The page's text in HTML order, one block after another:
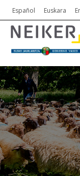
Español Euskara